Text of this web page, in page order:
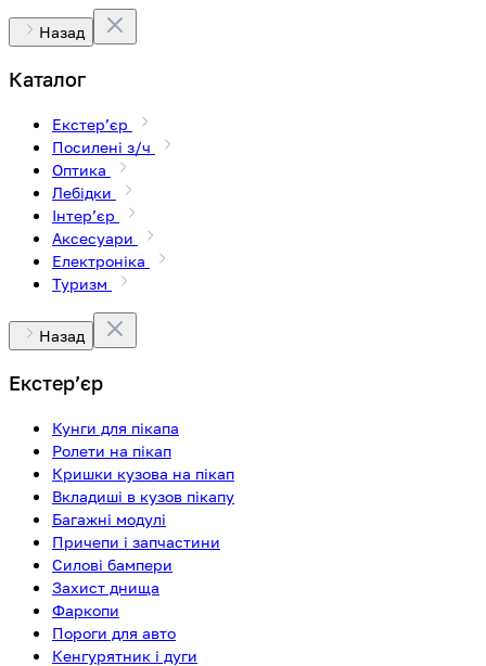
Назад
Каталог
Екстерʼєр
Посилені з/ч
Оптика
Лебідки
Інтерʼєр
Аксесуари
Електроніка
Туризм
Назад
Екстерʼєр
Кунги для пікапа
Ролети на пікап
Кришки кузова на пікап
Вкладиші в кузов пікапу
Багажні модулі
Причепи і запчастини
Силові бампери
Захист днища
Фаркопи
Пороги для авто
Кенгурятник і дуги